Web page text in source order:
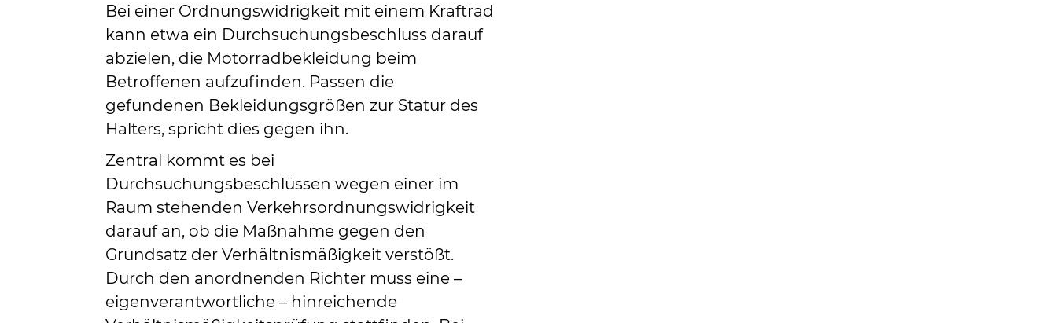
Bei einer Ordnungswidrigkeit mit einem Kraftrad
kann etwa ein Durchsuchungsbeschluss darauf
abzielen, die Motorradbekleidung beim
Betroffenen aufzufinden. Passen die
gefundenen Bekleidungsgrößen zur Statur des
Halters, spricht dies gegen ihn.
Zentral kommt es bei
Durchsuchungsbeschlüssen wegen einer im
Raum stehenden Verkehrsordnungswidrigkeit
darauf an, ob die Maßnahme gegen den
Grundsatz der Verhältnismäßigkeit verstößt.
Durch den anordnenden Richter muss eine –
eigenverantwortliche – hinreichende